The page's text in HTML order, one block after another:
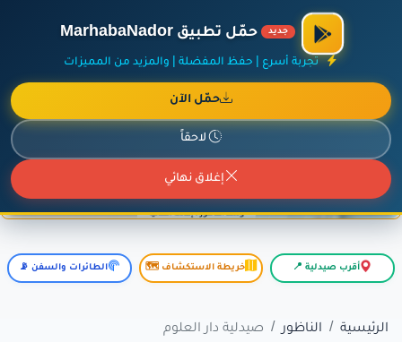
أضف نشاطك مجاناً
جديد حمّل تطبيق MarhabaNador
تجربة أسرع | حفظ المفضلة | والمزيد من المميزات
حمّل الآن
لاحقاً
إغلاق نهائي
إعلان ممول المزيد حول هذا الإعلان
أقرب صيدلية 📍 خريطة الاستكشاف 🗺️ الطائرات والسفن 📡
الرئيسية الناظور صيدلية دار العلوم